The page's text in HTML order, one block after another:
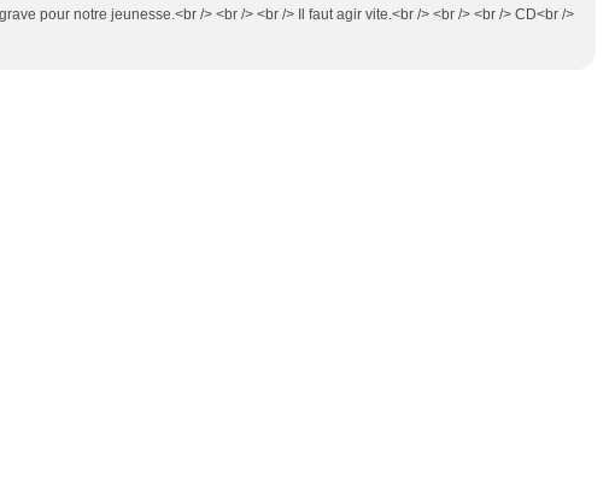
pour notre jeunesse.<br /> <br /> <br /> Il faut agir vite.<br /> <br /> <br /> CD<br />